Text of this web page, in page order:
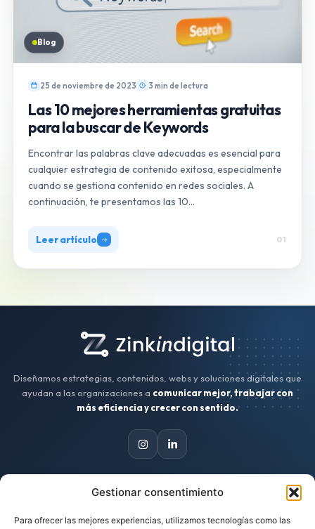
Gestionar consentimiento
Para ofrecer las mejores experiencias, utilizamos tecnologías como las
Blog
25 de noviembre de 2023 3 min de lectura
Las 10 mejores herramientas gratuitas
para la buscar de Keywords
Encontrar las palabras clave adecuadas es esencial para
cualquier estrategia de contenido exitosa, especialmente
cuando se gestiona contenido en redes sociales. A
continuación, te presentamos las 10…
Leer artículo 01
Diseñamos estrategias, contenidos, webs y soluciones digitales que
ayudan a las organizaciones a comunicar mejor, trabajar con
más eficiencia y crecer con sentido.
CONTACTO